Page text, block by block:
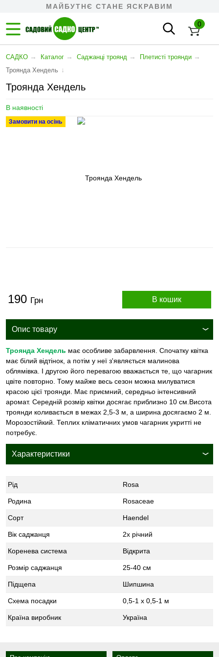
МАЙБУТНЄ СТАНЕ ЯСКРАВИМ
0
САДКО → Каталог → Саджанці троянд → Плетисті троянди →
Троянда Хендель ↓
Троянда Хендель
В наявності
Замовити на осінь
190 Грн В кошик
Опис товару
Троянда Хендель має особливе забарвлення. Спочатку квітка
має білий відтінок, а потім у неї з'являється малинова
облямівка. І другою його перевагою вважається те, що чагарник
цвіте повторно. Тому майже весь сезон можна милуватися
красою цієї троянди. Має приємний, середньо інтенсивний
аромат. Середній розмір квітки досягає приблизно 10 см.Висота
троянди коливається в межах 2,5-3 м, а ширина досягаємо 2 м.
Морозостійкий. Теплих кліматичних умов чагарник укритті не
потребує.
Характеристики
Рід Rosa
Родина Rosaceae
Сорт Haendel
Вік саджанця 2х річний
Коренева система Відкрита
Розмір саджанця 25-40 см
Підщепа Шипшина
Схема посадки 0,5-1 х 0,5-1 м
Країна виробник Україна